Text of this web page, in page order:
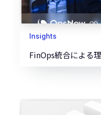
Insights
FinOps統合による